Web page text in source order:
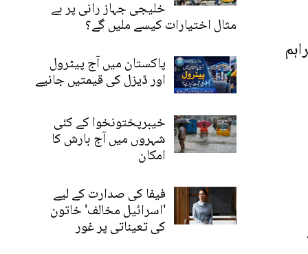
خلیجی جہاز رانی پر بے
مثال اختیارات کیسے ملیں گے؟
پاکستان میں آج پیٹرول
اور ڈیزل کی قیمتیں جانیے
خیبرپختونخوا کے کئی
شہروں میں آج بارش کا
امکان
فیفا کی صدارت کے لیے
'اسرائیل مخالف' خاتون
کی تعیناتی پر غور